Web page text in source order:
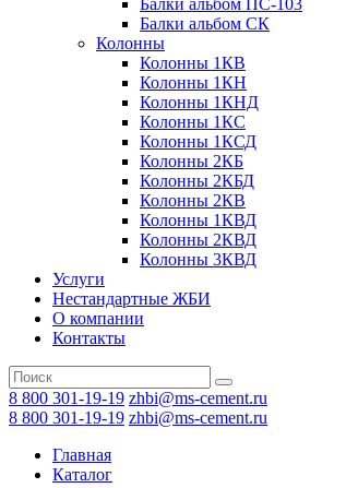
Балки альбом ПС-103
Балки альбом СК
Колонны
Колонны 1КВ
Колонны 1КН
Колонны 1КНД
Колонны 1КС
Колонны 1КСД
Колонны 2КБ
Колонны 2КБД
Колонны 2КВ
Колонны 1КВД
Колонны 2КВД
Колонны 3КВД
Услуги
Нестандартные ЖБИ
О компании
Контакты
8 800 301-19-19 zhbi@ms-cement.ru
8 800 301-19-19 zhbi@ms-cement.ru
Главная
Каталог